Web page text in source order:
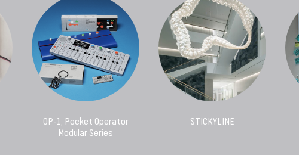
OP-1, Pocket Operator
Modular Series
STICKYLINE